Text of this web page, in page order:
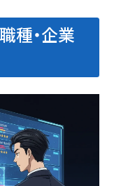
種・企業